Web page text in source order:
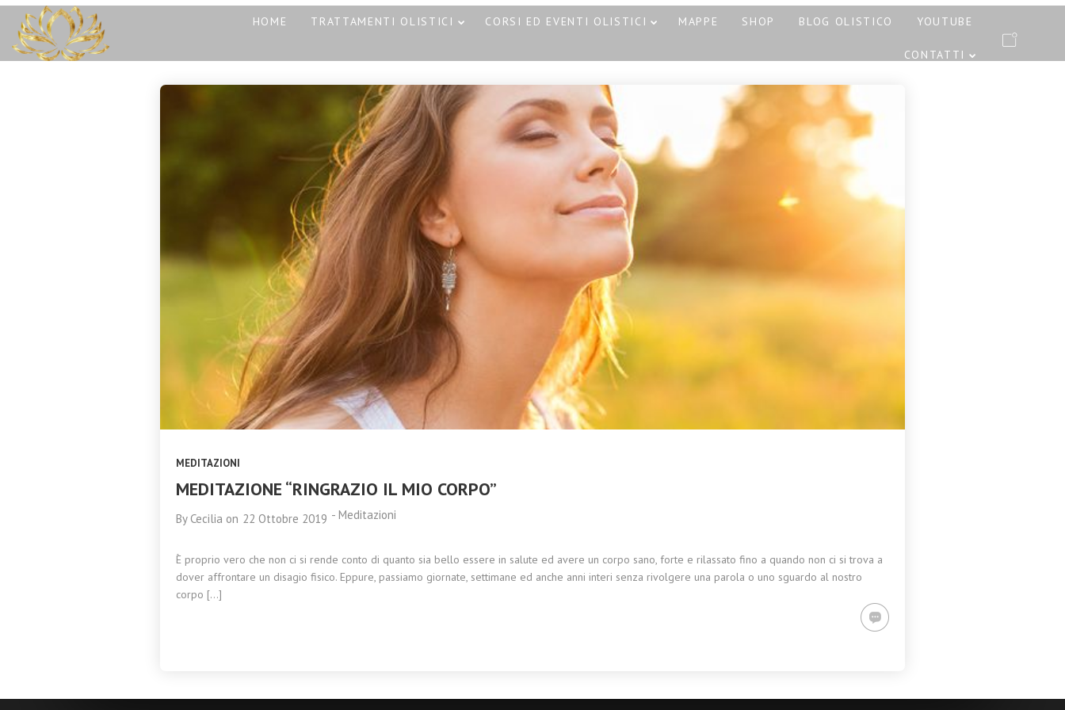
13
NOVEMBRE
2025
REIKI A CATANIA:
COS’È, COME
FUNZIONA E
PERCHÉ PUÒ
TRASFORMARE LA
TUA VITA
30
OTTOBRE
2023
CORSO MASSAGGIO
SONORO
VIBRAZIONALE CON
TIBETANE A CATANIA
18 NOVEMBRE 2023
30
2023
CORSO TRATTAMENTI AYURVEDA
OTTOBRE
CORSO MASSAGGIO
AYURVEDA
TRIDOSHA A
CATANIA 11
NOVEMBRE 2023
21
SETTEMBRE
2023
CAMPANE DI
CRISTALLO:
ARMONIA,
MEDITAZIONE E
BENESSERE
OLISTICO
HOME TRATTAMENTI OLISTICI CORSI ED EVENTI OLISTICI MAPPE SHOP BLOG OLISTICO YOUTUBE
CONTATTI
MEDITAZIONI
MEDITAZIONE “RINGRAZIO IL MIO CORPO”
By Cecilia on 22 Ottobre 2019 - Meditazioni
È proprio vero che non ci si rende conto di quanto sia bello essere in salute ed avere un corpo sano, forte e rilassato fino a quando non ci si trova a
dover affrontare un disagio fisico. Eppure, passiamo giornate, settimane ed anche anni interi senza rivolgere una parola o uno sguardo al nostro
corpo […]